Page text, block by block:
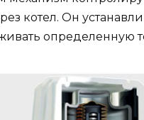
котел. Он
определенную